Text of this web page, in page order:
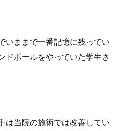
いままで一番記憶に残ってい
ドボールをやっていた学生さ
は当院の施術では改善してい